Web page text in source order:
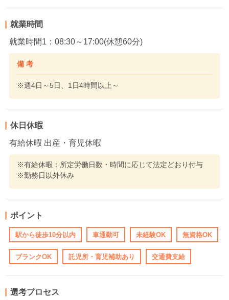
就業時間
就業時間1：08:30～17:00(休憩60分)
備 考
※週4日～5日、1日4時間以上～
休日休暇
有給休暇 出産・育児休暇
※有給休暇：所定労働日数・時間に応じて法定どおり付与
※勤務日以外休み
ポイント
駅から徒歩10分以内 車通勤可 未経験OK 無資格OK
ブランクOK 託児所・育児補助あり 交通費支給
選考プロセス